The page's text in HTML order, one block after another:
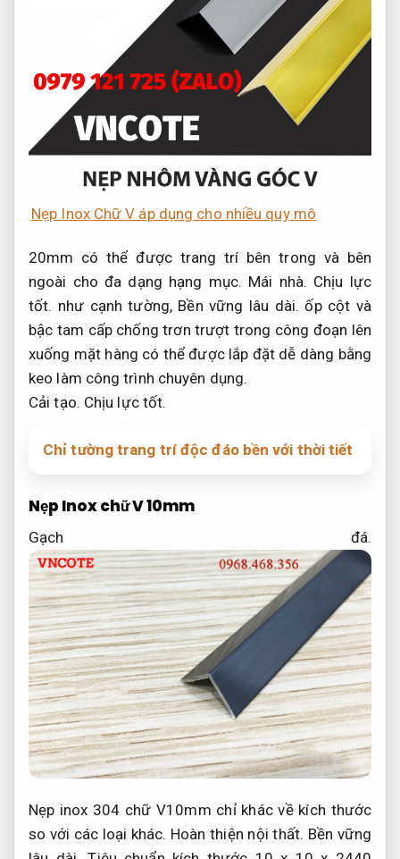
Nẹp Inox Chữ V áp dụng cho nhiều quy mô
20mm có thể được trang trí bên trong và bên
ngoài cho đa dạng hạng mục. Mái nhà. Chịu lực
tốt. như cạnh tường, Bền vững lâu dài. ốp cột và
bậc tam cấp chống trơn trượt trong công đoạn lên
xuống mặt hàng có thể được lắp đặt dễ dàng bằng
keo làm công trình chuyên dụng.
Cải tạo. Chịu lực tốt.
Chỉ tường trang trí độc đáo bền với thời tiết
Nẹp Inox chữ V 10mm
Gạch đá.
Nẹp inox 304 chữ V10mm chỉ khác về kích thước
so với các loại khác. Hoàn thiện nội thất. Bền vững